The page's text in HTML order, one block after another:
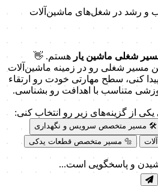
و رشد در شغل‌های ماشین‌آلات
شغلی ماشین یار هستم. 👋
مسیر شغلی رو در زمینه ماشین‌آلات
کنی، سطح مهارتی خودت رو ارتقاء
متناسب با اهدافت رو بشناسی.
از گزینه‌های زیر رو انتخاب کنی:
🛠️ مسیر متخصص سرویس و نگهداری
🔩 مسیر متخصص قطعات یدکی
و پاسخگویی است...